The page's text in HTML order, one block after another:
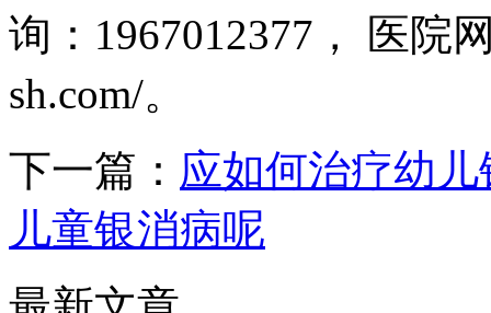
询：1967012377， 医院
sh.com/。
下一篇： 应如何治疗幼
儿童银消病呢